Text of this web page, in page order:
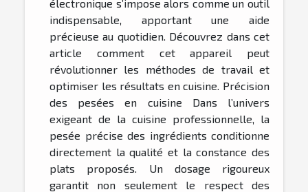
électronique s’impose alors comme un outil
indispensable, apportant une aide
précieuse au quotidien. Découvrez dans cet
article comment cet appareil peut
révolutionner les méthodes de travail et
optimiser les résultats en cuisine. Précision
des pesées en cuisine Dans l’univers
exigeant de la cuisine professionnelle, la
pesée précise des ingrédients conditionne
directement la qualité et la constance des
plats proposés. Un dosage rigoureux
garantit non seulement le respect des